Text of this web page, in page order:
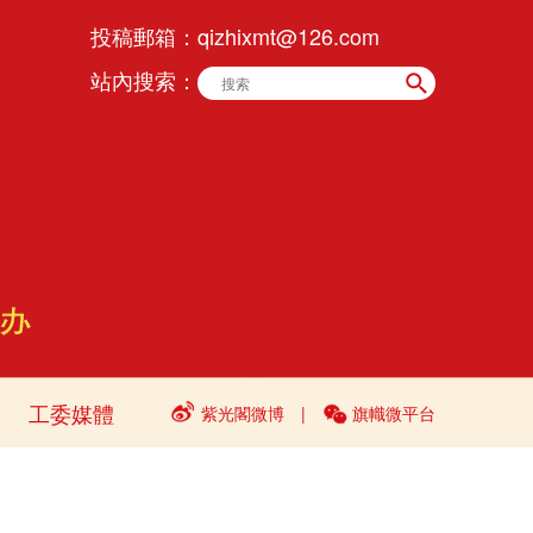
投稿郵箱： qizhixmt@126.com
站內搜索：
工委媒體 紫光閣微博 | 旗幟微平台